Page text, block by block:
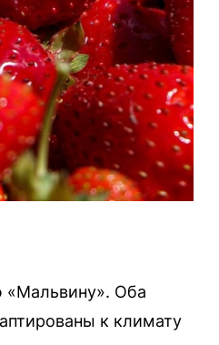
«Мальвину». Оба
к климату